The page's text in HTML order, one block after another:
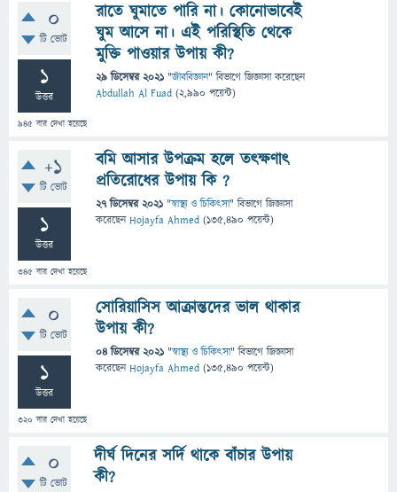
0
টি ভোট
1
উত্তর
945 বার দেখা হয়েছে
রাতে ঘুমাতে পারি না। কোনোভাবেই
ঘুম আসে না। এই পরিস্থিতি থেকে
মুক্তি পাওয়ার উপায় কী?
29 ডিসেম্বর 2021 "জীববিজ্ঞান" বিভাগে জিজ্ঞাসাকরেছেন
Abdullah Al Fuad (2,990 পয়েন্ট)
+1
টি ভোট
1
উত্তর
345 বার দেখা হয়েছে
বমি আসার উপক্রম হলে তৎক্ষণাৎ
প্রতিরোধের উপায় কি ?
27 ডিসেম্বর 2021 "স্বাস্থ্য ও চিকিৎসা" বিভাগে জিজ্ঞাসা
করেছেনHojayfa Ahmed (135,490 পয়েন্ট)
0
টি ভোট
1
উত্তর
320 বার দেখা হয়েছে
সোরিয়াসিস আক্রান্তদের ভাল থাকার
উপায় কী?
04 ডিসেম্বর 2021 "স্বাস্থ্য ও চিকিৎসা" বিভাগে জিজ্ঞাসা
করেছেনHojayfa Ahmed (135,490 পয়েন্ট)
0
টি ভোট
দীর্ঘ দিনের সর্দি থাকে বাঁচার উপায়
কী?